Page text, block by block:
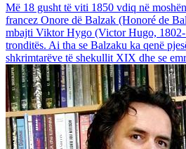
Më 18 gusht të viti 1850 vdiq në
francez Onore dë Balzak (Honoré de
mbajti Viktor Hygo (Victor Hugo,
tronditës. Ai tha se Balzaku ka qenë
shkrimtarëve të shekullit XIX dhe se